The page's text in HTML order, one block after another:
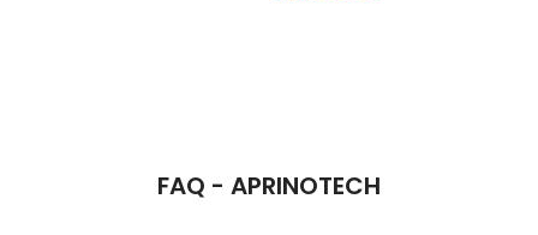
FAQ - APRINOTECH